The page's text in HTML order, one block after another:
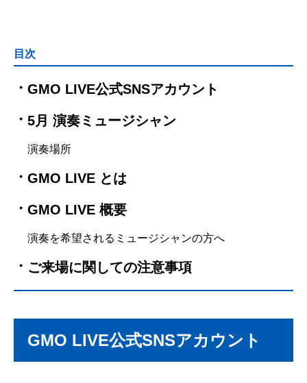
目次
GMO LIVE公式SNSアカウント
5月 演奏ミュージシャン
演奏場所
GMO LIVE とは
GMO LIVE 概要
演奏を希望されるミュージシャンの方へ
ご来場に関しての注意事項
GMO LIVE公式SNSアカウント